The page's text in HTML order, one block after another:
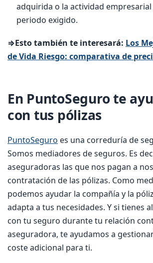
adquirida o la actividad
periodo exigido.
⇒Esto también te interesará: Los
de Vida Riesgo: comparativa de
En PuntoSeguro te
con tus pólizas
PuntoSeguro es una correduría de
Somos mediadores de seguros. Es
aseguradoras las que nos pagan a
contratación de las pólizas. Como
podemos ayudar la compañía y la
adapta a tus necesidades. Y si tienes
con tu seguro durante tu relación
aseguradora, te ayudamos a
coste adicional para ti.